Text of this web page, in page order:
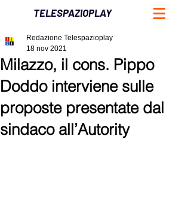
TELESPAZIOPLAY
Milazzo, il cons. Pippo
Doddo interviene sulle
proposte presentate dal
sindaco all’Autority
Redazione Telespazioplay
18 nov 2021